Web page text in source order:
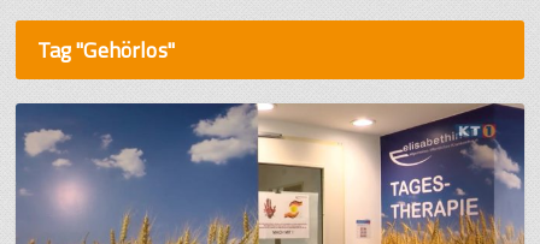
Tag "Gehörlos"